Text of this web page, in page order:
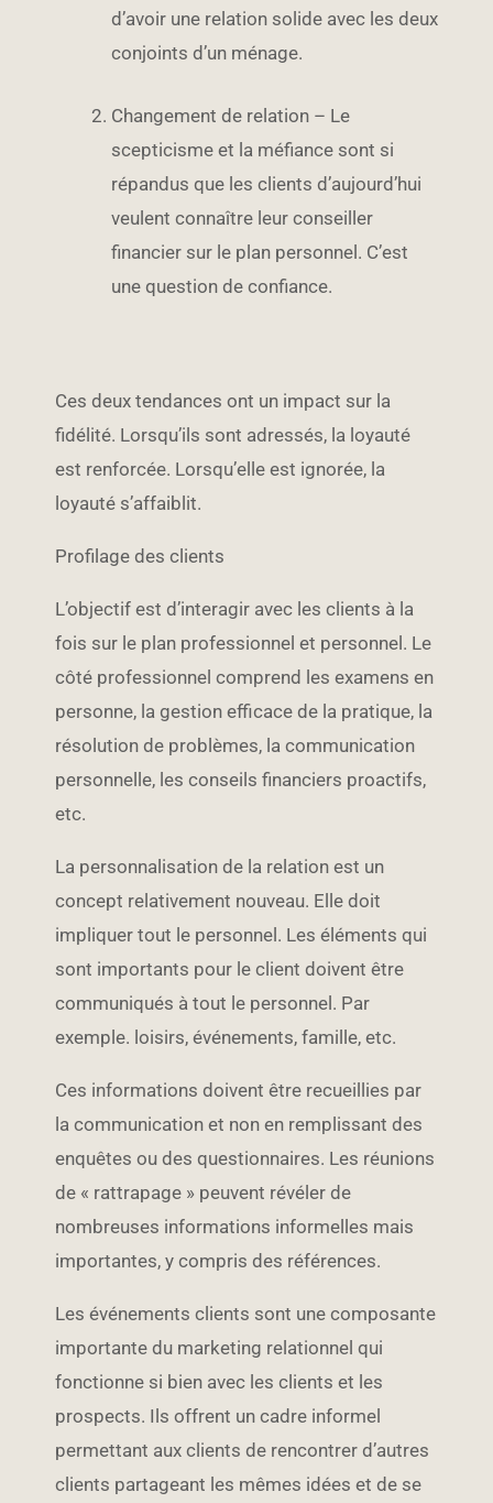
d’avoir une relation solide avec les deux
conjoints d’un ménage.
Changement de relation – Le
scepticisme et la méfiance sont si
répandus que les clients d’aujourd’hui
veulent connaître leur conseiller
financier sur le plan personnel. C’est
une question de confiance.
Ces deux tendances ont un impact sur la
fidélité. Lorsqu’ils sont adressés, la loyauté
est renforcée. Lorsqu’elle est ignorée, la
loyauté s’affaiblit.
Profilage des clients
L’objectif est d’interagir avec les clients à la
fois sur le plan professionnel et personnel. Le
côté professionnel comprend les examens en
personne, la gestion efficace de la pratique, la
résolution de problèmes, la communication
personnelle, les conseils financiers proactifs,
etc.
La personnalisation de la relation est un
concept relativement nouveau. Elle doit
impliquer tout le personnel. Les éléments qui
sont importants pour le client doivent être
communiqués à tout le personnel. Par
exemple. loisirs, événements, famille, etc.
Ces informations doivent être recueillies par
la communication et non en remplissant des
enquêtes ou des questionnaires. Les réunions
de « rattrapage » peuvent révéler de
nombreuses informations informelles mais
importantes, y compris des références.
Les événements clients sont une composante
importante du marketing relationnel qui
fonctionne si bien avec les clients et les
prospects. Ils offrent un cadre informel
permettant aux clients de rencontrer d’autres
clients partageant les mêmes idées et de se